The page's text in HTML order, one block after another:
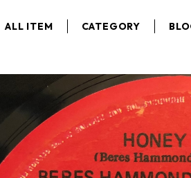
ALL ITEM CATEGORY